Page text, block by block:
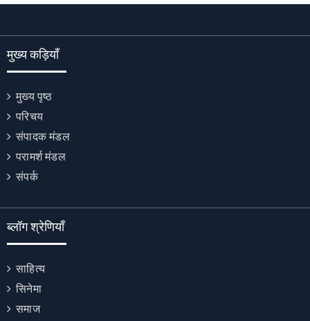
मुख्य कड़ियाँ
मुख्य पृष्ठ
परिचय
संपादक मंडल
परामर्श मंडल
संपर्क
ब्लॉग श्रेणियाँ
साहित्य
सिनेमा
समाज